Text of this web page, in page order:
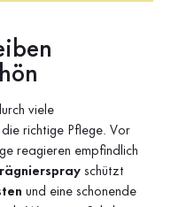
viele
richtige Pflege. Vor
reagieren empfindlich
schützt
und eine schonende